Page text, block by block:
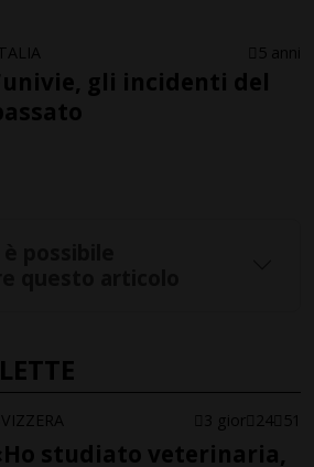
5 anni
gli incidenti del
3 gior 24 51
studiato veterinaria,